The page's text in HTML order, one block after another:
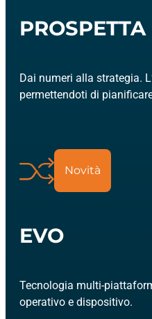
PROSPETTA
Dai numeri alla strategia.
permettendoti di
Novità
EVO
Tecnologia multi-
operativo e dispositivo.